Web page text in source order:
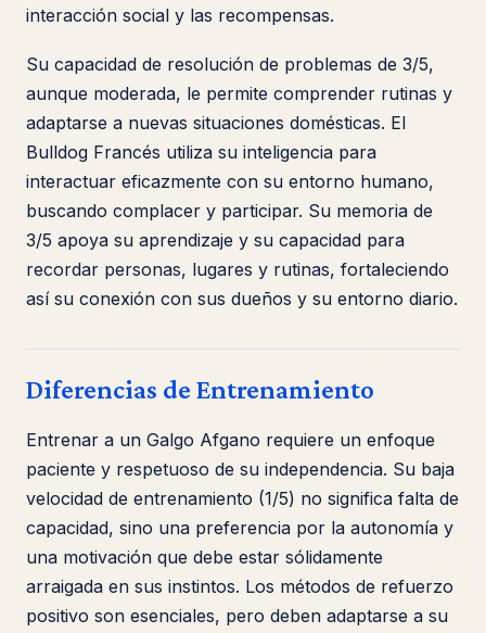
interacción social y las recompensas.
Su capacidad de resolución de problemas de 3/5,
aunque moderada, le permite comprender rutinas y
adaptarse a nuevas situaciones domésticas. El
Bulldog Francés utiliza su inteligencia para
interactuar eficazmente con su entorno humano,
buscando complacer y participar. Su memoria de
3/5 apoya su aprendizaje y su capacidad para
recordar personas, lugares y rutinas, fortaleciendo
así su conexión con sus dueños y su entorno diario.
Diferencias de Entrenamiento
Entrenar a un Galgo Afgano requiere un enfoque
paciente y respetuoso de su independencia. Su baja
velocidad de entrenamiento (1/5) no significa falta de
capacidad, sino una preferencia por la autonomía y
una motivación que debe estar sólidamente
arraigada en sus instintos. Los métodos de refuerzo
positivo son esenciales, pero deben adaptarse a su